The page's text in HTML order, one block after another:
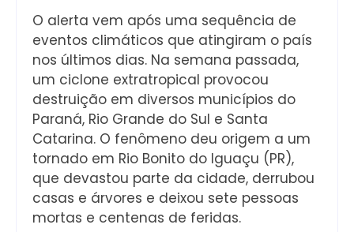
O alerta vem após uma sequência de
eventos climáticos que atingiram o país
nos últimos dias. Na semana passada,
um ciclone extratropical provocou
destruição em diversos municípios do
Paraná, Rio Grande do Sul e Santa
Catarina. O fenômeno deu origem a um
tornado em Rio Bonito do Iguaçu (PR),
que devastou parte da cidade, derrubou
casas e árvores e deixou sete pessoas
mortas e centenas de feridas.